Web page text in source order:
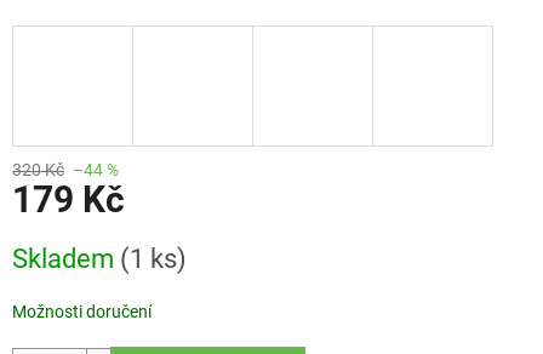
320 Kč –44 %
179 Kč
cena:
Skladem (1 ks)
Možnosti doručení